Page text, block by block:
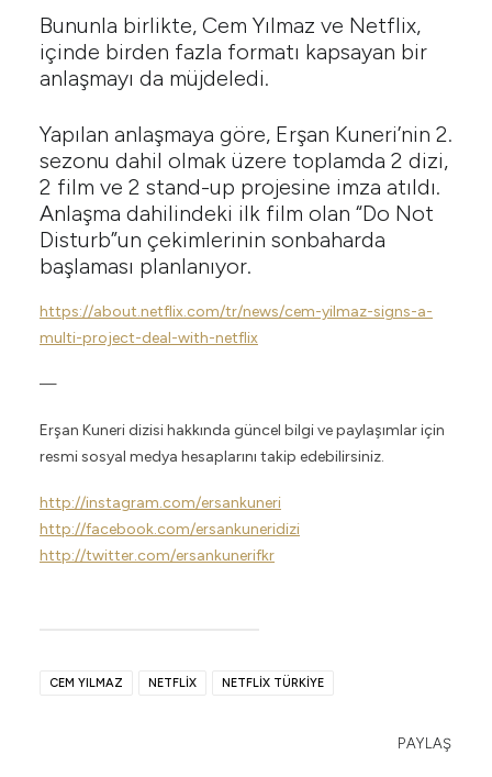
Bununla birlikte, Cem Yılmaz ve Netflix,
içinde birden fazla formatı kapsayan bir
anlaşmayı da müjdeledi.
Yapılan anlaşmaya göre, Erşan Kuneri’nin 2.
sezonu dahil olmak üzere toplamda 2 dizi,
2 film ve 2 stand-up projesine imza atıldı.
Anlaşma dahilindeki ilk film olan “Do Not
Disturb”un çekimlerinin sonbaharda
başlaması planlanıyor.
https://about.netflix.com/tr/news/cem-yilmaz-signs-a-
multi-project-deal-with-netflix
—
Erşan Kuneri dizisi hakkında güncel bilgi ve paylaşımlar için
resmi sosyal medya hesaplarını takip edebilirsiniz.
http://instagram.com/ersankuneri
http://facebook.com/ersankuneridizi
http://twitter.com/ersankunerifkr
CEM YILMAZ NETFLIX NETFLIX TÜRKIYE
PAYLAŞ